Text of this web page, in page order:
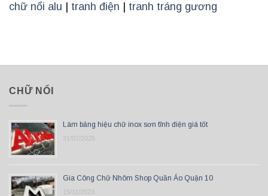
chữ nổi alu
tranh điện tranh tráng gương
CHỮ NỔI
Làm bảng hiệu chữ inox sơn tĩnh điện giá tốt
31/07/2026
Gia Công Chữ Nhôm Shop Quần Áo Quận 10
15/11/2023